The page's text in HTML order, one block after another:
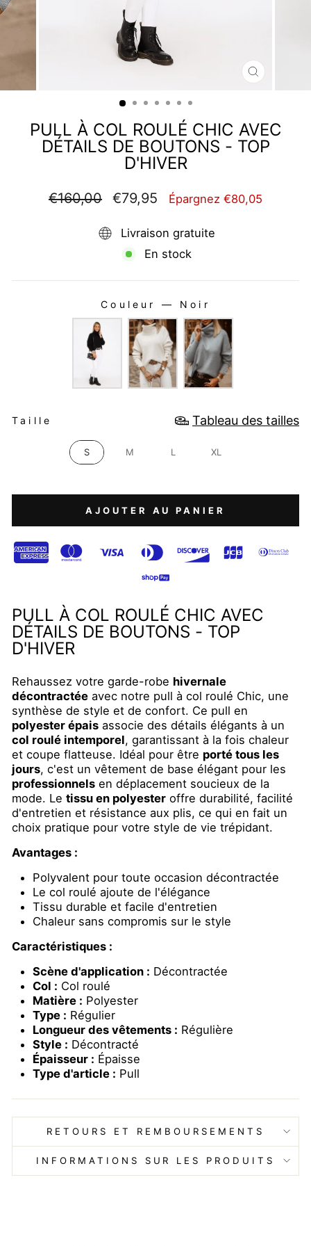
FERMER
PULL À COL ROULÉ CHIC AVEC
DÉTAILS DE BOUTONS - TOP
D'HIVER
Prix
régulier
€160,00
Prix
réduit
€79,95 Épargnez €80,05
Livraison gratuite
En stock
Couleur — Noir
COULEUR
Taille Tableau des tailles
S M L XL
AJOUTER AU PANIER
PULL À COL ROULÉ CHIC AVEC
DÉTAILS DE BOUTONS - TOP
D'HIVER
Rehaussez votre garde-robe hivernale
décontractée avec notre pull à col roulé Chic, une
synthèse de style et de confort. Ce pull en
polyester épais associe des détails élégants à un
col roulé intemporel, garantissant à la fois chaleur
et coupe flatteuse. Idéal pour être porté tous les
jours, c'est un vêtement de base élégant pour les
professionnels en déplacement soucieux de la
mode. Le tissu en polyester offre durabilité, facilité
d'entretien et résistance aux plis, ce qui en fait un
choix pratique pour votre style de vie trépidant.
Avantages :
Polyvalent pour toute occasion décontractée
Le col roulé ajoute de l'élégance
Tissu durable et facile d'entretien
Chaleur sans compromis sur le style
Caractéristiques :
Scène d'application : Décontractée
Col : Col roulé
Matière : Polyester
Type : Régulier
Longueur des vêtements : Régulière
Style : Décontracté
Épaisseur : Épaisse
Type d'article : Pull
RETOURS ET REMBOURSEMENTS
INFORMATIONS SUR LES PRODUITS